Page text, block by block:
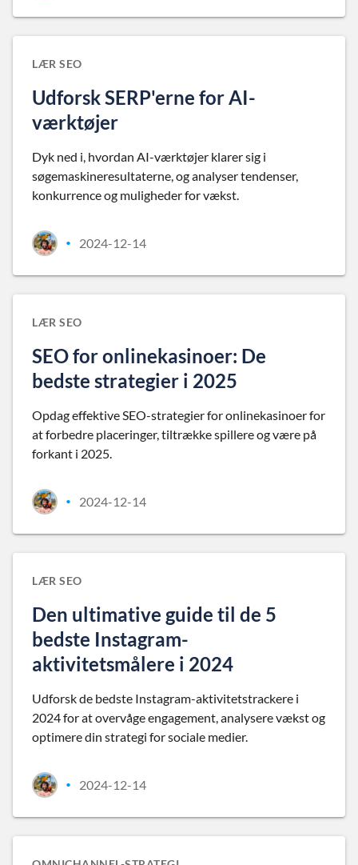
LÆR SEO
Udforsk SERP'erne for AI-
værktøjer
Dyk ned i, hvordan AI-værktøjer klarer sig i
søgemaskineresultaterne, og analyser tendenser,
konkurrence og muligheder for vækst.
• 2024-12-14
LÆR SEO
SEO for onlinekasinoer: De
bedste strategier i 2025
Opdag effektive SEO-strategier for onlinekasinoer for
at forbedre placeringer, tiltrække spillere og være på
forkant i 2025.
• 2024-12-14
LÆR SEO
Den ultimative guide til de 5
bedste Instagram-
aktivitetsmålere i 2024
Udforsk de bedste Instagram-aktivitetstrackere i
2024 for at overvåge engagement, analysere vækst og
optimere din strategi for sociale medier.
• 2024-12-14